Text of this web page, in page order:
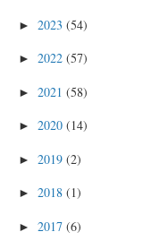
► 2023 (54)
► 2022 (57)
► 2021 (58)
► 2020 (14)
► 2019 (2)
► 2018 (1)
► 2017 (6)